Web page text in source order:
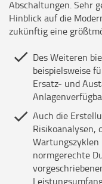
Abschaltungen. Sehr
Hinblick auf die
zukünftig eine
Des Weiteren
beispielsweise
Ersatz- und
Auch die
Risikoanalysen,
normgerechte